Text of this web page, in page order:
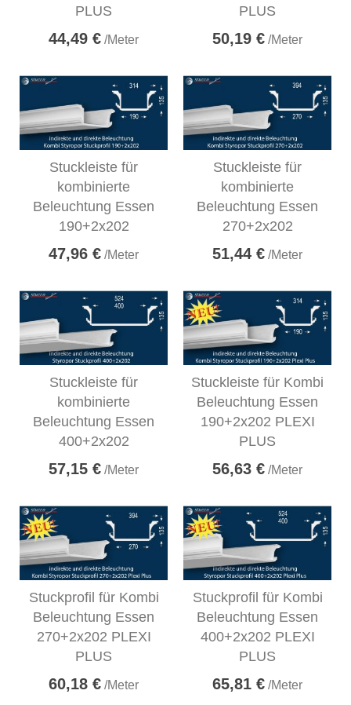
PLUS
44,49 € /Meter
PLUS
50,19 € /Meter
Stuckleiste für
kombinierte
Beleuchtung Essen
190+2x202
47,96 € /Meter
Stuckleiste für
kombinierte
Beleuchtung Essen
270+2x202
51,44 € /Meter
Stuckleiste für
kombinierte
Beleuchtung Essen
400+2x202
57,15 € /Meter
Stuckleiste für Kombi
Beleuchtung Essen
190+2x202 PLEXI
PLUS
56,63 € /Meter
Stuckprofil für Kombi
Beleuchtung Essen
270+2x202 PLEXI
PLUS
60,18 € /Meter
Stuckprofil für Kombi
Beleuchtung Essen
400+2x202 PLEXI
PLUS
65,81 € /Meter